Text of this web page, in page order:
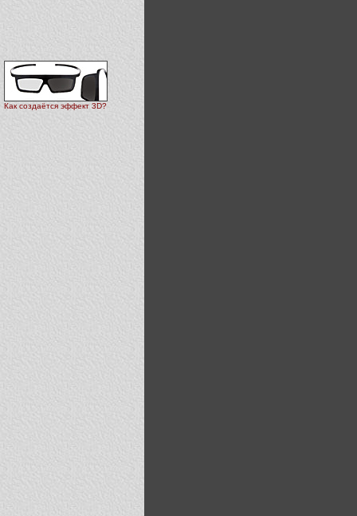
Как создаётся эффект 3D?